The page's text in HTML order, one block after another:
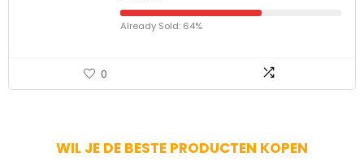
Already Sold: 64%
0
WIL JE DE BESTE PRODUCTEN KOPEN